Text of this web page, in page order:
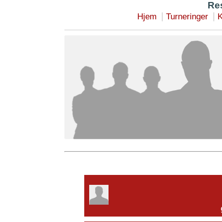
Hjem Turneringer